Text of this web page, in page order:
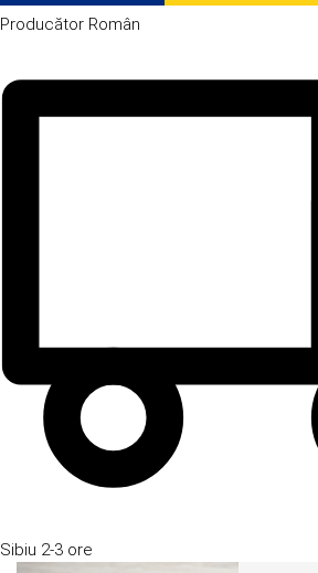
Producător Român
Sibiu 2-3 ore